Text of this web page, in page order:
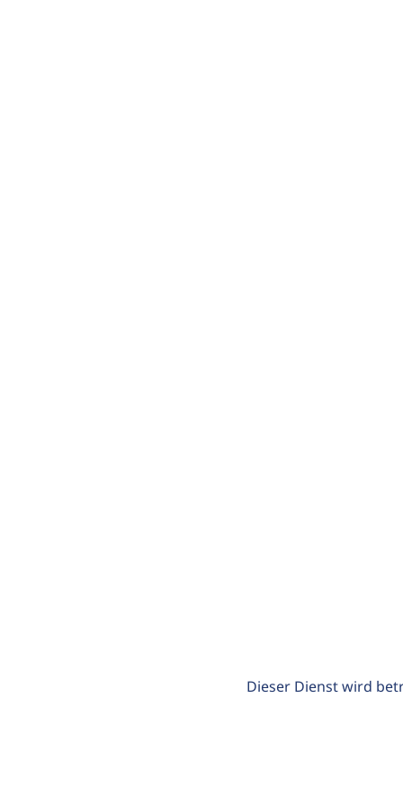
Dieser Dienst wird